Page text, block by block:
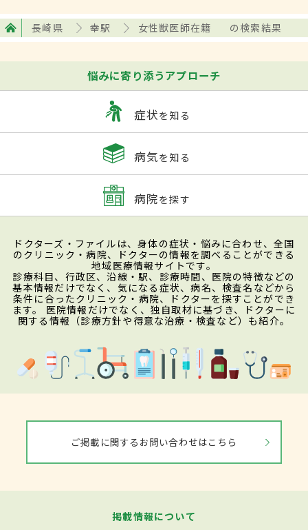
長崎県 幸駅 女性獣医師在籍 の検索結果
悩みに寄り添うアプローチ
症状を知る
病気を知る
病院を探す
ドクターズ・ファイルは、身体の症状・悩みに合わせ、全国
のクリニック・病院、ドクターの情報を調べることができる
地域医療情報サイトです。
診療科目、行政区、沿線・駅、診療時間、医院の特徴などの
基本情報だけでなく、気になる症状、病名、検査名などから
条件に合ったクリニック・病院、ドクターを探すことができ
ます。 医院情報だけでなく、独自取材に基づき、ドクターに
関する情報（診療方針や得意な治療・検査など）も紹介。
ご掲載に関するお問い合わせはこちら
掲載情報について